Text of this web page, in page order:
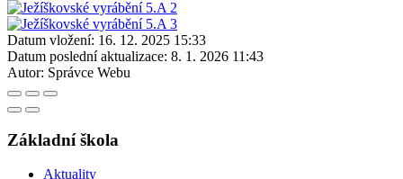
Datum vložení: 16. 12. 2025 15:33
Datum poslední aktualizace: 8. 1. 2026 11:43
Autor: Správce Webu
Základní škola
Aktuality